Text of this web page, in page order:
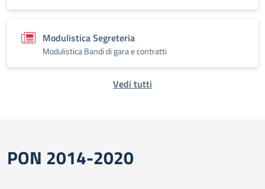
Modulistica Segreteria
Modulistica Bandi di gara e contratti
Vedi tutti
PON 2014-2020